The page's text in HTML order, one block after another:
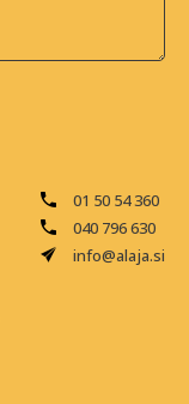
01 50 54 360
040 796 630
info@alaja.si